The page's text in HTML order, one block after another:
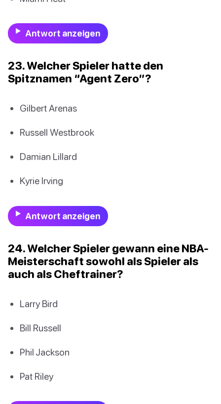
Antwort anzeigen
23. Welcher Spieler hatte den
Spitznamen “Agent Zero”?
Gilbert Arenas
Russell Westbrook
Damian Lillard
Kyrie Irving
Antwort anzeigen
24. Welcher Spieler gewann eine NBA-
Meisterschaft sowohl als Spieler als
auch als Cheftrainer?
Larry Bird
Bill Russell
Phil Jackson
Pat Riley